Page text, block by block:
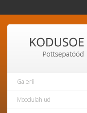
Galerii
Moodulahjud